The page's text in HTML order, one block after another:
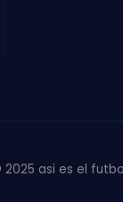
asi es el